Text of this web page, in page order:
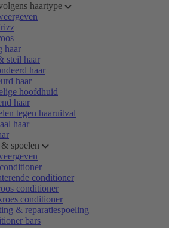
haartype
haar
steil haar
haar
haar
hoofdhuid
haar
tegen haaruitval
haar
spoelen
conditioner
conditioner
conditioner
& reparatiespoeling
bars